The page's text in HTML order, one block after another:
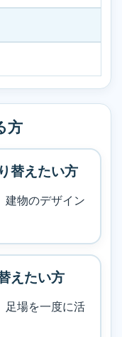
方
替えたい方
建物のデザイン
えたい方
足場を一度に活